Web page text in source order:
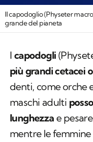
Il capodoglio (Physeter
grande del pianeta
I capodogli (
più grandi cetacei
denti, come orche
maschi adulti
lunghezza e
mentre le